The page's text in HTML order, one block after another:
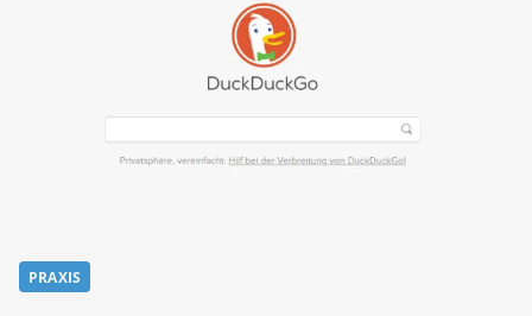
PRAXIS